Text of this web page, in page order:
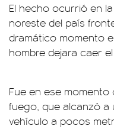
El hecho ocurrió en
noreste del país
dramático momento
hombre dejara caer
Fue en ese
fuego, que alcanzó a
vehículo a pocos